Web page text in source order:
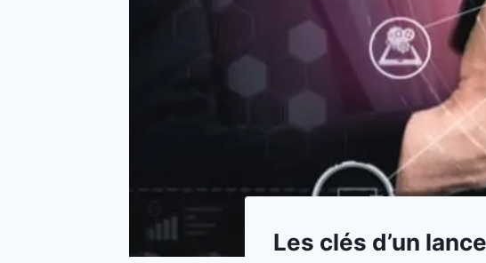
Les clés d’un